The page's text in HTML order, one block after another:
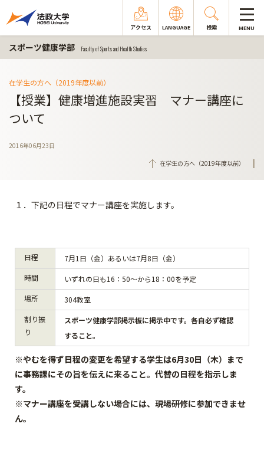
アクセス LANGUAGE 検索 MENU
スポーツ健康学部 Faculty of Sports and Health Studies
在学生の方へ（2019年度以前）
【授業】健康増進施設実習 マナー講座に
ついて
2016年06月23日
在学生の方へ（2019年度以前）
１．下記の日程でマナー講座を実施します。
日程
7月1日（金）あるいは7月8日（金）
時間
いずれの日も16：50～から18：00を予定
場所
304教室
割り振
り
スポーツ健康学部掲示板に掲示中です。各自必ず確認
すること。
※やむを得ず日程の変更を希望する学生は6月30日（木）まで
に事務課にその旨を伝えに来ること。代替の日程を指示しま
す。
※マナー講座を受講しない場合には、現場研修に参加できませ
ん。